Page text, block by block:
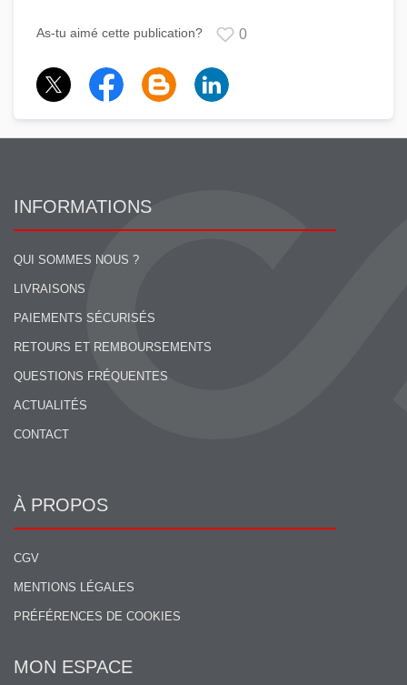
As-tu aimé cette publication? 0
INFORMATIONS
QUI SOMMES NOUS ?
LIVRAISONS
PAIEMENTS SÉCURISÉS
RETOURS ET REMBOURSEMENTS
QUESTIONS FRÉQUENTES
ACTUALITÉS
CONTACT
À PROPOS
CGV
MENTIONS LÉGALES
PRÉFÉRENCES DE COOKIES
MON ESPACE